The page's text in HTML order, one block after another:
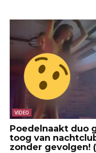
VIDEO
Poedelnaakt duo
toog van
zonder gevolgen!